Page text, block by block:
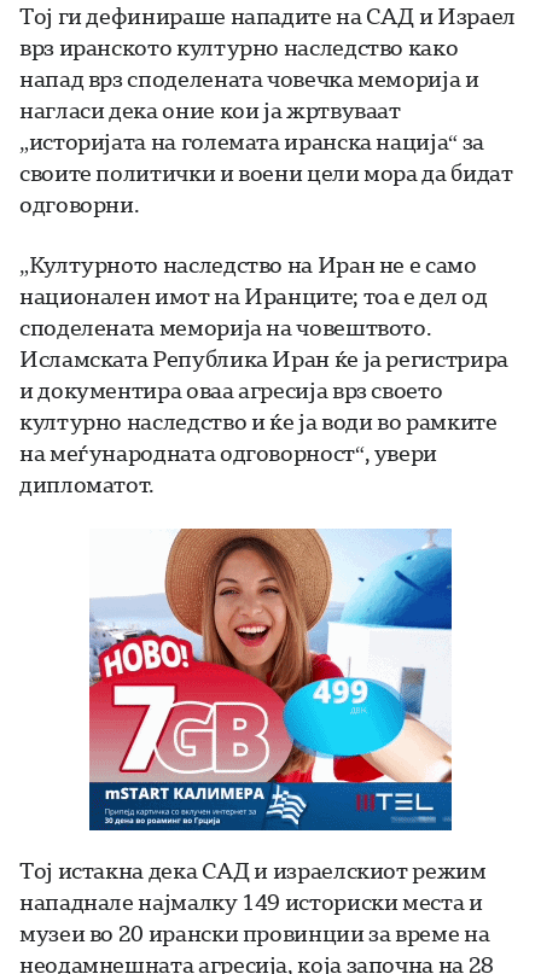
Тој ги дефинираше нападите на САД и Израел
врз иранското културно наследство како
напад врз споделената човечка меморија и
нагласи дека оние кои ја жртвуваат
„историјата на големата иранска нација“ за
своите политички и воени цели мора да бидат
одговорни.
„Културното наследство на Иран не е само
национален имот на Иранците; тоа е дел од
споделената меморија на човештвото.
Исламската Република Иран ќе ја регистрира
и документира оваа агресија врз своето
културно наследство и ќе ја води во рамките
на меѓународната одговорност“, увери
дипломатот.
Тој истакна дека САД и израелскиот режим
нападнале најмалку 149 историски места и
музеи во 20 ирански провинции за време на
неодамнешната агресија, која започна на 28